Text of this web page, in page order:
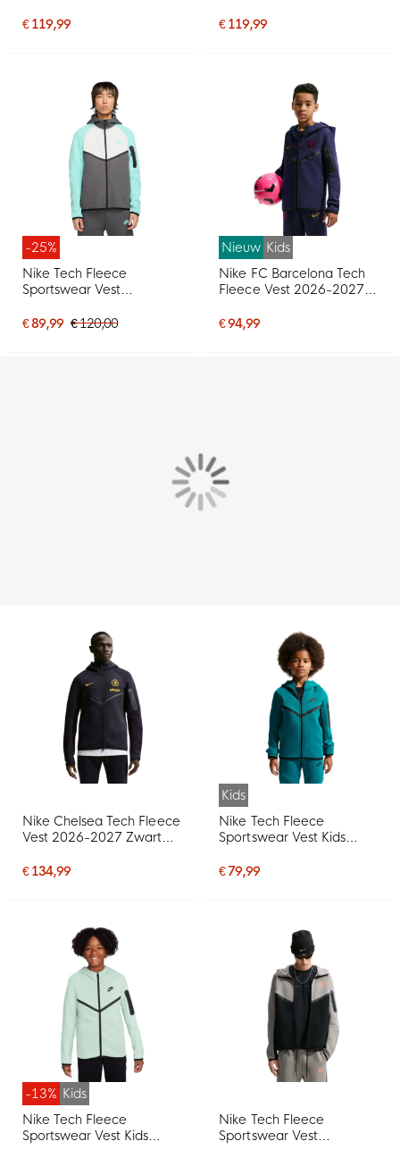
€ 119,99
€ 119,99
-25%
Nike Tech Fleece
Sportswear Vest
€ 89,99 € 120,00
Nieuw Kids
Nike FC Barcelona Tech
Fleece Vest 2026-2027
Geel Roze
€ 94,99
Nike Chelsea Tech Fleece
Vest 2026-2027 Zwart
€ 134,99
Kids
Nike Tech Fleece
Sportswear Vest Kids
€ 79,99
-13% Kids
Nike Tech Fleece
Sportswear Vest Kids
Nike Tech Fleece
Sportswear Vest